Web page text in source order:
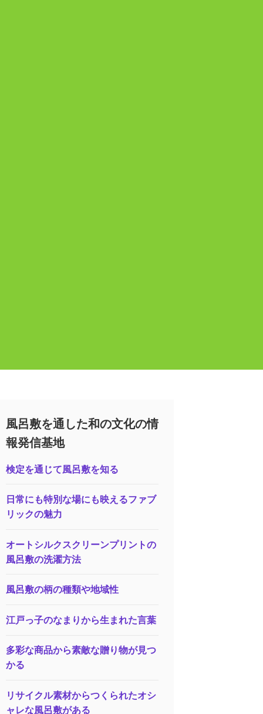
風呂敷を通した和の文化の情
報発信基地
検定を通じて風呂敷を知る
日常にも特別な場にも映えるファブ
リックの魅力
オートシルクスクリーンプリントの
風呂敷の洗濯方法
風呂敷の柄の種類や地域性
江戸っ子のなまりから生まれた言葉
多彩な商品から素敵な贈り物が見つ
かる
リサイクル素材からつくられたオシ
ャレな風呂敷がある